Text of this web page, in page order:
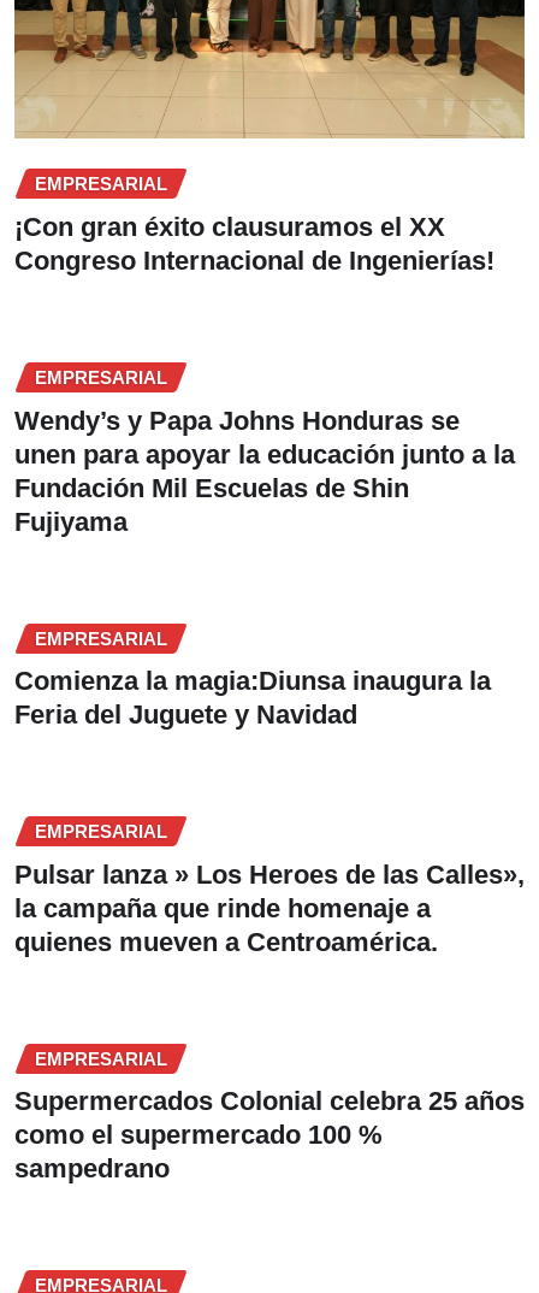
EMPRESARIAL
¡Con gran éxito clausuramos el XX
Congreso Internacional de Ingenierías!
EMPRESARIAL
Wendy’s y Papa Johns Honduras se
unen para apoyar la educación junto a la
Fundación Mil Escuelas de Shin
Fujiyama
EMPRESARIAL
Comienza la magia:Diunsa inaugura la
Feria del Juguete y Navidad
EMPRESARIAL
Pulsar lanza » Los Heroes de las Calles»,
la campaña que rinde homenaje a
quienes mueven a Centroamérica.
EMPRESARIAL
Supermercados Colonial celebra 25 años
como el supermercado 100 %
sampedrano
EMPRESARIAL